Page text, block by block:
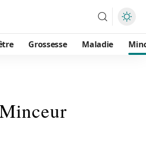
Grossesse Maladie